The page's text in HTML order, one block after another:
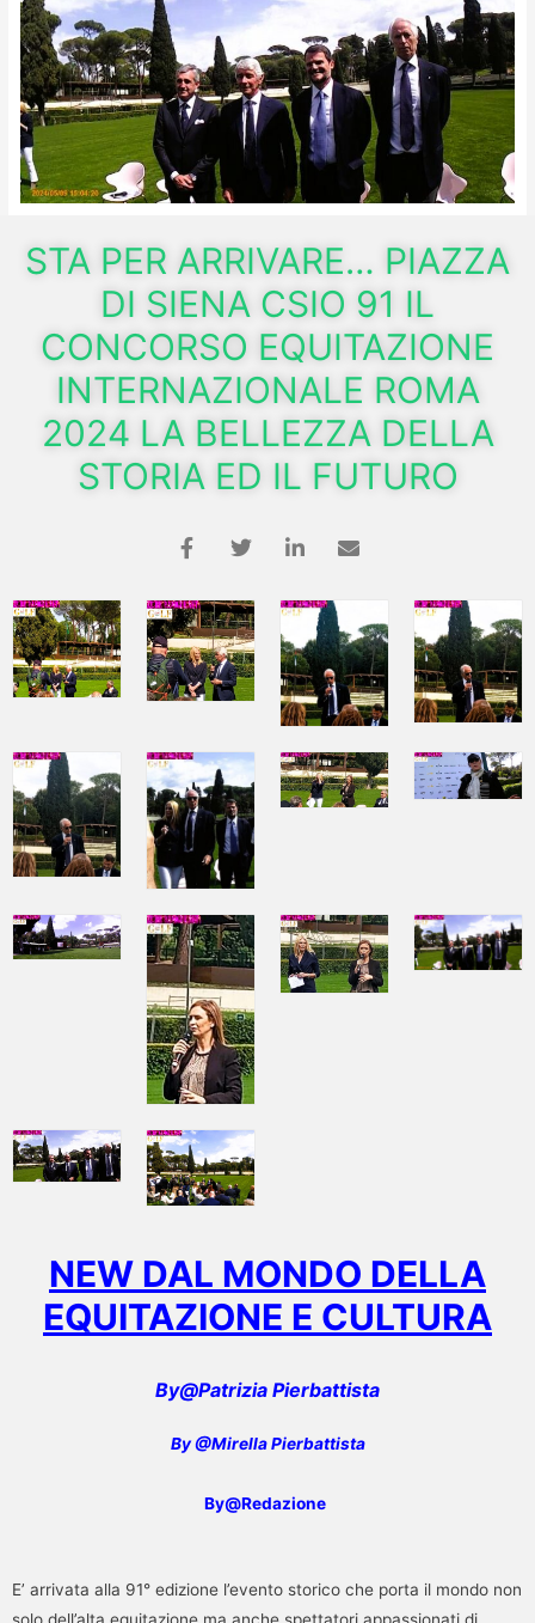
STA PER ARRIVARE… PIAZZA
DI SIENA CSIO 91 IL
CONCORSO EQUITAZIONE
INTERNAZIONALE ROMA
2024 LA BELLEZZA DELLA
STORIA ED IL FUTURO
NEW DAL MONDO DELLA
EQUITAZIONE E CULTURA
By@Patrizia Pierbattista
By @Mirella Pierbattista
By@Redazione
E’ arrivata alla 91° edizione l’evento storico che porta il mondo non